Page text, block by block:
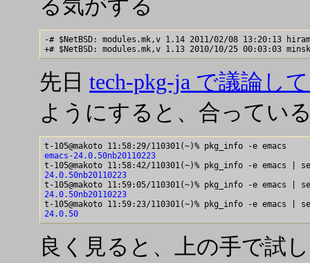
る気がする
-# $NetBSD: modules.mk,v 1.14 2011/02/08 13:20:13
先日 tech-pkg-ja で議論し
ようにすると、合ってい
emacs-24.0.50nb20110223
24.0.50nb20110223
24.0.50nb20110223
24.0.50
良く見ると、上の手で試